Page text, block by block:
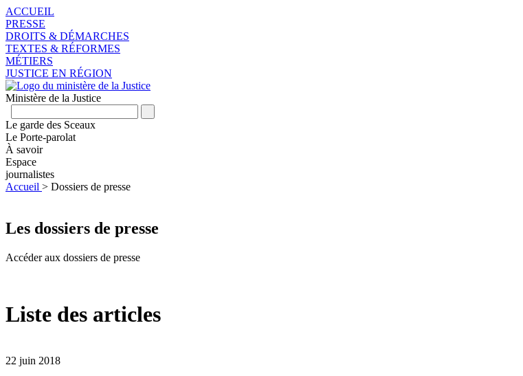
ACCUEIL
PRESSE
DROITS & DÉMARCHES
TEXTES & RÉFORMES
MÉTIERS
JUSTICE EN RÉGION
Ministère de la Justice
Le garde des Sceaux
Le Porte-parolat
À savoir
Espace
journalistes
Accueil > Dossiers de presse
Les dossiers de presse
Accéder aux dossiers de presse
Liste des articles
22 juin 2018